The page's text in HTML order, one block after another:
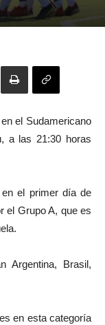
el Sudamericano
a las 21:30 horas
en el primer día de
el Grupo A, que es
Argentina, Brasil,
en esta categoría